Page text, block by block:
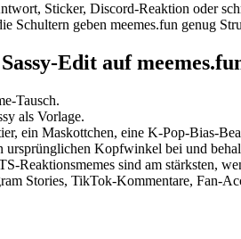
Sticker, Discord-Reaktion oder
Schultern geben meemes.fun genug
Edit auf
Tausch.
als Vorlage.
ein Maskottchen, eine K-Pop-Bias-
ursprünglichen Kopfwinkel bei und
Reaktionsmemes sind am stärksten,
Stories, TikTok-Kommentare, Fan-